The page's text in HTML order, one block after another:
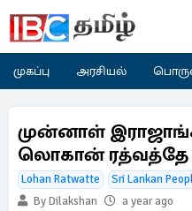
முகப்பு அரசியல்
முன்னாள்
லொகான்
Lohan Ratwatte
Sri Lankan
By Dilakshan
a year ago